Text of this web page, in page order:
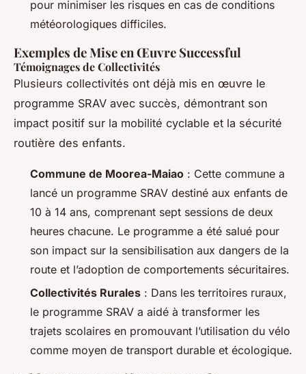
pour minimiser les risques en cas de conditions
météorologiques difficiles.
Exemples de Mise en Œuvre Successful
Témoignages de Collectivités
Plusieurs collectivités ont déjà mis en œuvre le
programme SRAV avec succès, démontrant son
impact positif sur la mobilité cyclable et la sécurité
routière des enfants.
Commune de Moorea-Maiao : Cette commune a
lancé un programme SRAV destiné aux enfants de
10 à 14 ans, comprenant sept sessions de deux
heures chacune. Le programme a été salué pour
son impact sur la sensibilisation aux dangers de la
route et l’adoption de comportements sécuritaires.
Collectivités Rurales : Dans les territoires ruraux,
le programme SRAV a aidé à transformer les
trajets scolaires en promouvant l’utilisation du vélo
comme moyen de transport durable et écologique.